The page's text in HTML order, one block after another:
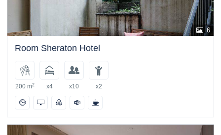
6
Room Sheraton Hotel
200 m2 x4 x10 x2